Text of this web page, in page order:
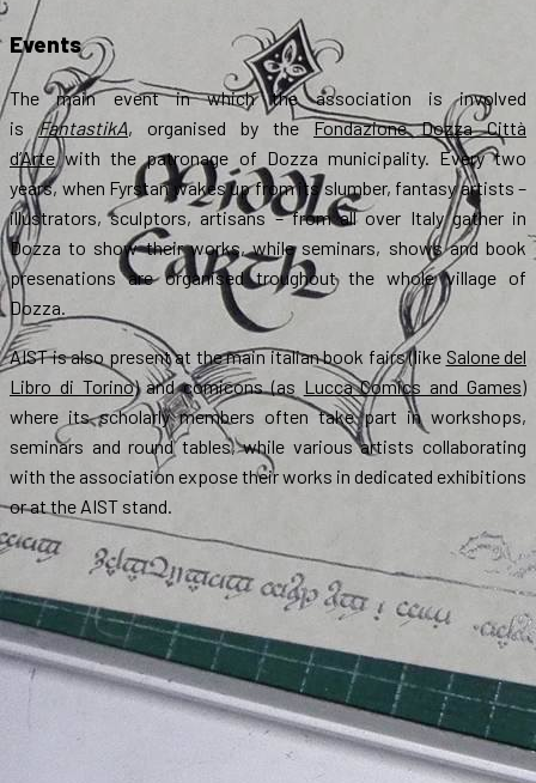
Events
The main event in which the association is involved
isFantastikA, organised by theFondazione Dozza Città
d’Artewith the patronage of Dozza municipality. Every two
years, when Fyrstan wakes up from its slumber, fantasy artists –
illustrators, sculptors, artisans – from all over Italy gather in
Dozza to show their works, while seminars, shows and book
presenations are organised troughout the whole village of
Dozza.
AIST is also present at the main italian book fairs (like Salone del
Libro di Torino) and comicons (as Lucca Comics and Games)
where its scholarly members often take part in workshops,
seminars and round tables, while various artists collaborating
with the association expose their works in dedicated exhibitions
or at the AIST stand.